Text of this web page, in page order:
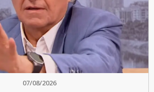
07/08/2026